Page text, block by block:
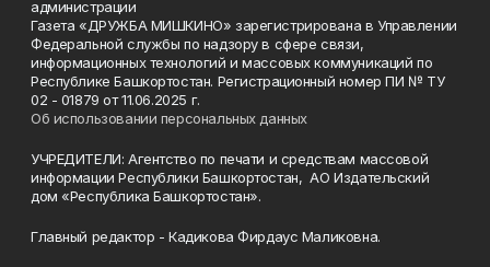
администрации
Газета «ДРУЖБА МИШКИНО» зарегистрирована в Управлении
Федеральной службы по надзору в сфере связи,
информационных технологий и массовых коммуникаций по
Республике Башкортостан. Регистрационный номер ПИ № ТУ
02 - 01879 от 11.06.2025 г.
Об использовании персональных данных
УЧРЕДИТЕЛИ: Агентство по печати и средствам массовой
информации Республики Башкортостан, АО Издательский
дом «Республика Башкортостан».
Главный редактор - Кадикова Фирдаус Маликовна.